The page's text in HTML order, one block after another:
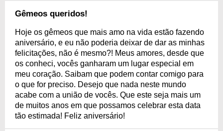
Gêmeos queridos!
Hoje os gêmeos que mais amo na vida estão fazendo
aniversário, e eu não poderia deixar de dar as minhas
felicitações, não é mesmo?! Meus amores, desde que
os conheci, vocês ganharam um lugar especial em
meu coração. Saibam que podem contar comigo para
o que for preciso. Desejo que nada neste mundo
acabe com a união de vocês. Que este seja mais um
de muitos anos em que possamos celebrar esta data
tão estimada! Feliz aniversário!